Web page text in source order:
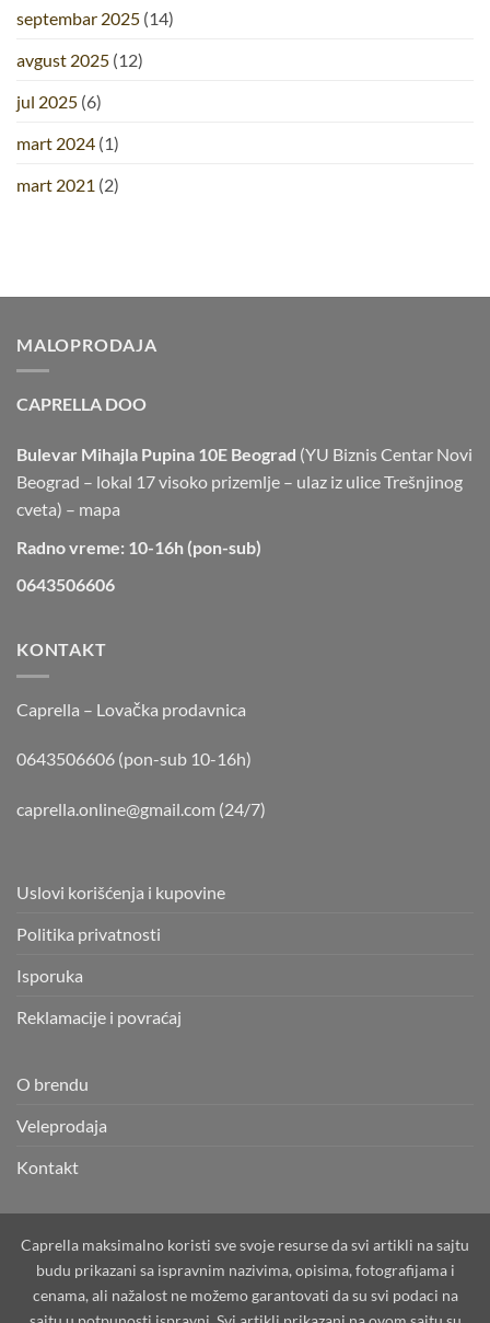
septembar 2025 (14)
avgust 2025 (12)
jul 2025 (6)
mart 2024 (1)
mart 2021 (2)
MALOPRODAJA
CAPRELLA DOO
Bulevar Mihajla Pupina 10E Beograd (YU Biznis Centar Novi
Beograd – lokal 17 visoko prizemlje – ulaz iz ulice Trešnjinog
cveta) – mapa
Radno vreme: 10-16h (pon-sub)
0643506606
KONTAKT
Caprella – Lovačka prodavnica
0643506606 (pon-sub 10-16h)
caprella.online@gmail.com (24/7)
Uslovi korišćenja i kupovine
Politika privatnosti
Isporuka
Reklamacije i povraćaj
O brendu
Veleprodaja
Kontakt
Caprella maksimalno koristi sve svoje resurse da svi artikli na sajtu
budu prikazani sa ispravnim nazivima, opisima, fotografijama i
cenama, ali nažalost ne možemo garantovati da su svi podaci na